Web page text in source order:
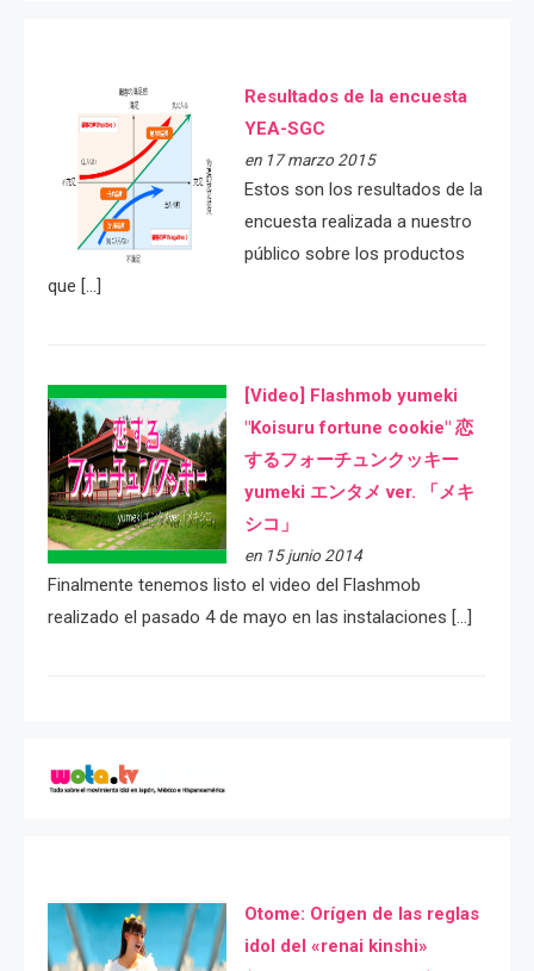
Resultados de la encuesta
YEA-SGC
en 17 marzo 2015
Estos son los resultados de la
encuesta realizada a nuestro
público sobre los productos
que […]
[Video] Flashmob yumeki
"Koisuru fortune cookie" 恋
するフォーチュンクッキー
yumeki エンタメ ver. 「メキ
シコ」
en 15 junio 2014
Finalmente tenemos listo el video del Flashmob
realizado el pasado 4 de mayo en las instalaciones […]
Otome: Orígen de las reglas
idol del «renai kinshi»